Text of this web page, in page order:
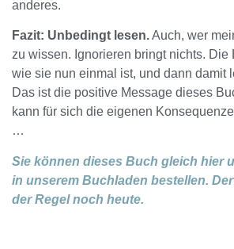
anderes.
Fazit: Unbedingt lesen.Auch, wer
zu wissen. Ignorieren bringt nichts. Die
wie sie nun einmal ist, und dann damit
Das ist die positive Message dieses
kann für sich die eigenen
…
Sie können dieses Buch gleich hier
in unserem Buchladen bestellen.
der Regel noch heute.